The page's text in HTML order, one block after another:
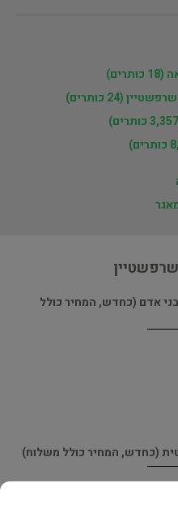
(24 כותרים)
אדם (כחדש, המחיר כולל
(כחדש, המחיר כולל משלוח)